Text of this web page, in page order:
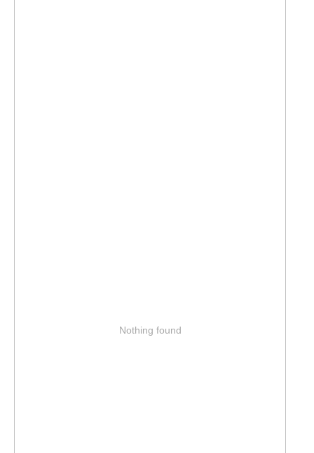
Nothing found